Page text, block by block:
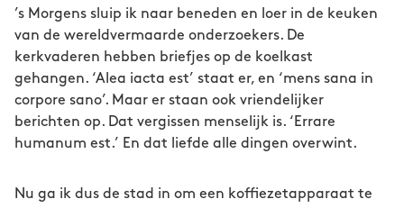
’s Morgens sluip ik naar beneden en loer in de keuken
van de wereldvermaarde onderzoekers. De
kerkvaderen hebben briefjes op de koelkast
gehangen. ‘Alea iacta est’ staat er, en ‘mens sana in
corpore sano’. Maar er staan ook vriendelijker
berichten op. Dat vergissen menselijk is. ‘Errare
humanum est.’ En dat liefde alle dingen overwint.
Nu ga ik dus de stad in om een koffiezetapparaat te